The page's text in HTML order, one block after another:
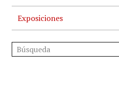
Exposiciones